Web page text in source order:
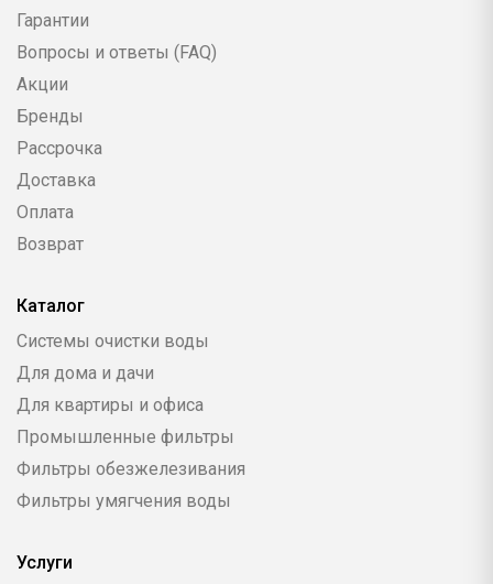
Гарантии
Вопросы и ответы (FAQ)
Акции
Бренды
Рассрочка
Доставка
Оплата
Возврат
Каталог
Системы очистки воды
Для дома и дачи
Для квартиры и офиса
Промышленные фильтры
Фильтры обезжелезивания
Фильтры умягчения воды
Услуги